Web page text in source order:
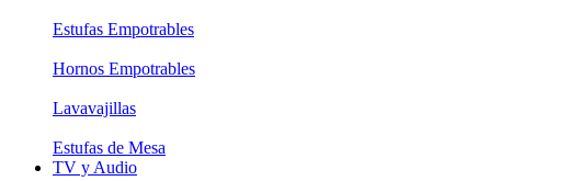
Estufas Empotrables
Hornos Empotrables
Lavavajillas
Estufas de Mesa
TV y Audio